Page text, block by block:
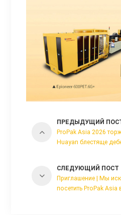
ПРЕДЫДУЩИЙ
ProPak Asia 2026
Huayan блестяще
СЛЕДУЮЩИЙ ПОСТ
Приглашение | Мы
посетить ProPak